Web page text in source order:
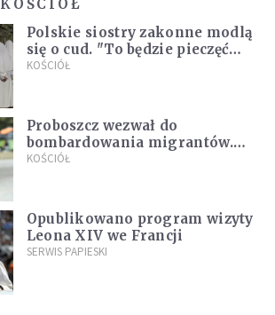
KOŚCIÓŁ
Polskie siostry zakonne modlą
się o cud. "To będzie pieczęć
Pana Boga dla naszej wiary"
KOŚCIÓŁ
Proboszcz wezwał do
bombardowania migrantów.
"Masowy ogień przeciwko
KOŚCIÓŁ
Opublikowano program wizyty
Leona XIV we Francji
SERWIS PAPIESKI